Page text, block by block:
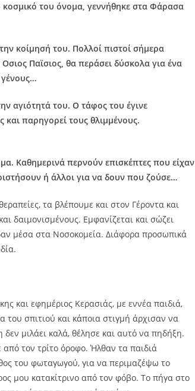
του όνομα, γεννήθηκε στα Φάρασα
κοίμησή του. Πολλοί πιστοί σήμερα
Παϊσιος, θα περάσει δύσκολα για ένα
αγιότητά του. Ο τάφος του έγινε
παρηγορεί τους θλιμμένους.
Καθημερινά περνούν επισκέπτες που είχαν
ή άλλοι για να δουν που ζούσε…
τα βλέπουμε και στον Γέροντα και
δαιμονισμένους. Εμφανίζεται και σώζει
μέσα στα Νοσοκομεία. Διάφορα προσωπικά
και εφημέριος Κερασιάς, με εννέα παιδιά,
σπιτιού και κάποια στιγμή άρχισαν να
μιλάει καλά, θέλησε και αυτό να πηδήξη.
τον τρίτο όροφο. Ήλθαν τα παιδιά
του φωταγωγού, για να περιμαζέψω το
μου κατακίτρινο από τον φόβο. Το πήγα στο